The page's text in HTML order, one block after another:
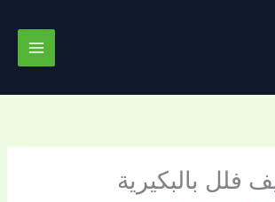
فلل بالبكيرية